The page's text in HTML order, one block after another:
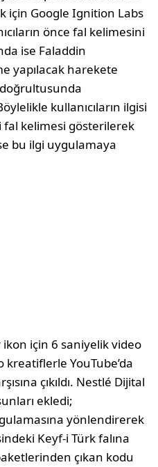
için Google Ignition Labs
önce fal kelimesini
ise Faladdin
yapılacak harekete
kullanıcıların ilgisi
fal kelimesi gösterilerek
bu ilgi uygulamaya
için 6 saniyelik video
YouTube’da
çıkıldı. Nestlé Dijital
ekledi;
yönlendirerek
Keyf-i Türk falına
çıkan kodu